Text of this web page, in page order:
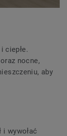
ciepłe.
nocne,
aby
wywołać